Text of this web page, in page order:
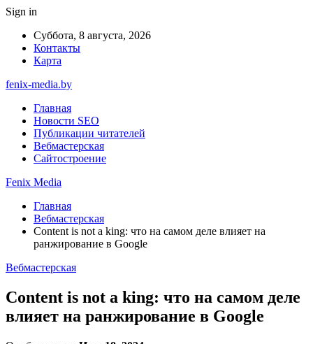
Sign in
Суббота, 8 августа, 2026
Контакты
Карта
fenix-media.by
Главная
Новости SEO
Публикации читателей
Вебмастерская
Сайтостроение
Fenix Media
Главная
Вебмастерская
Content is not a king: что на самом деле влияет на
ранжирование в Google
Вебмастерская
Content is not a king: что на самом деле
влияет на ранжирование в Google